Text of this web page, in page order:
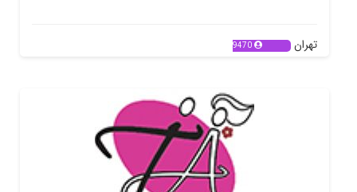
تهران 9470